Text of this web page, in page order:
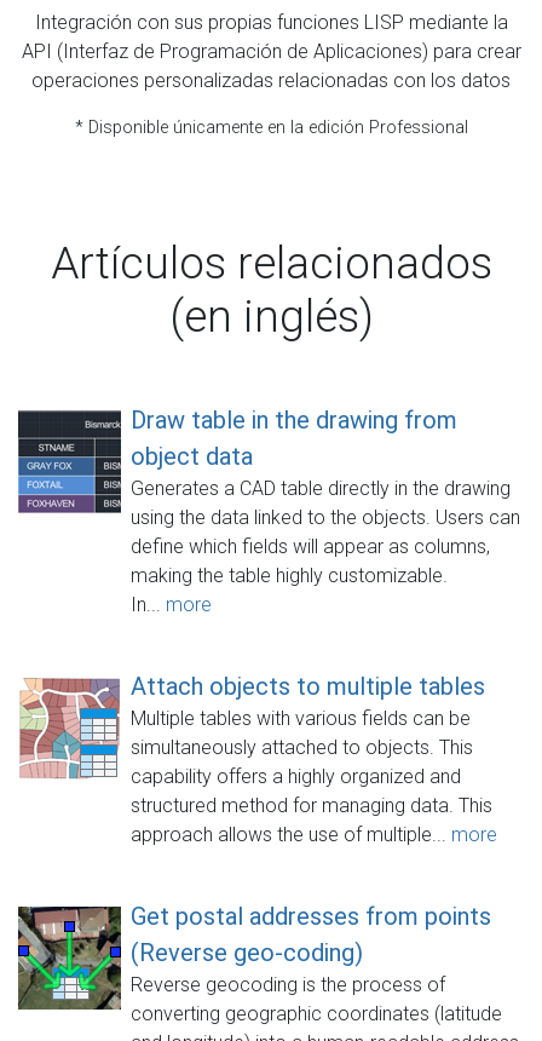
Integración con sus propias funciones LISP mediante la
API (Interfaz de Programación de Aplicaciones) para crear
operaciones personalizadas relacionadas con los datos
* Disponible únicamente en la edición Professional
Artículos relacionados
(en inglés)
Draw table in the drawing from
object data
Generates a CAD table directly in the drawing
using the data linked to the objects. Users can
define which fields will appear as columns,
making the table highly customizable.
In... more
Attach objects to multiple tables
Multiple tables with various fields can be
simultaneously attached to objects. This
capability offers a highly organized and
structured method for managing data. This
approach allows the use of multiple... more
Get postal addresses from points
(Reverse geo-coding)
Reverse geocoding is the process of
converting geographic coordinates (latitude